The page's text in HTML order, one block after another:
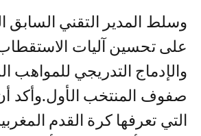
وسلط المدير التقني السابق
على تحسين آليات الاستقطاب
والإدماج التدريجي للمواهب
صفوف المنتخب الأول.وأكد أن
التي تعرفها كرة القدم